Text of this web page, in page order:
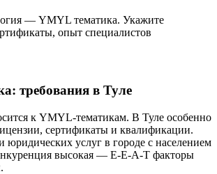
— YMYL тематика. Укажите
опыт специалистов
требования в Туле
к YMYL-тематикам. В Туле особенно
сертификаты и квалификации.
юридических услуг в городе с населением
высокая — E-E-A-T факторы